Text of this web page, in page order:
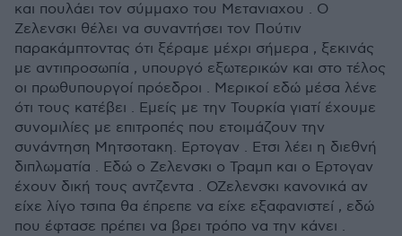
και πουλάει τον σύμμαχο του Μετανιαχου . Ο
Ζελενσκι θέλει να συναντήσει τον Πούτιν
παρακάμπτοντας ότι ξέραμε μέχρι σήμερα , ξεκινάς
με αντιπροσωπία , υπουργό εξωτερικών και στο τέλος
οι πρωθυπουργοί πρόεδροι . Μερικοί εδώ μέσα λένε
ότι τους κατέβει . Εμείς με την Τουρκία γιατί έχουμε
συνομιλίες με επιτροπές που ετοιμάζουν την
συνάντηση Μητσοτακη. Ερτογαν . Ετσι λέει η διεθνή
διπλωματία . Εδώ ο Ζελενσκι ο Τραμπ και ο Ερτογαν
έχουν δική τους αντζεντα . ΟΖελενσκι κανονικά αν
είχε λίγο τσιπα θα έπρεπε να είχε εξαφανιστεί , εδώ
που έφτασε πρέπει να βρει τρόπο να την κάνει .